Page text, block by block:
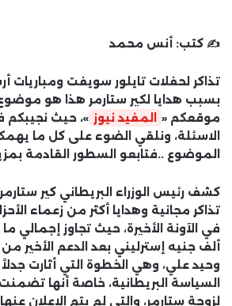
✍️ كتب: أنس محمد
تذاكر لحفلات تايلور سويفت ومباريات
بسبب هدايا لكير ستارمر هذا هو موضوع
موقعكم «
المفيد نيوز »، حيث نجيبكم
الاسئلة، ونلقي الضوء على كل ما
الموضوع ..فتابعو السطور القادمة
كشف رئيس الوزراء البريطاني كير
تذاكر مجانية وهدايا أكثر من زعماء
ألف جنيه إسترليني بعد الدعم الأخير
وحيد علي، وهي الخطوة التي أثارت
السياسة البريطانية، خاصة أنها
لزوجة ستارمر، والتي لم يتم الإعلان